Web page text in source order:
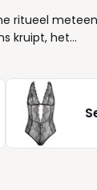
ritueel meteen
kruipt, het
bewegen,
dragen. Een
waar
bij La